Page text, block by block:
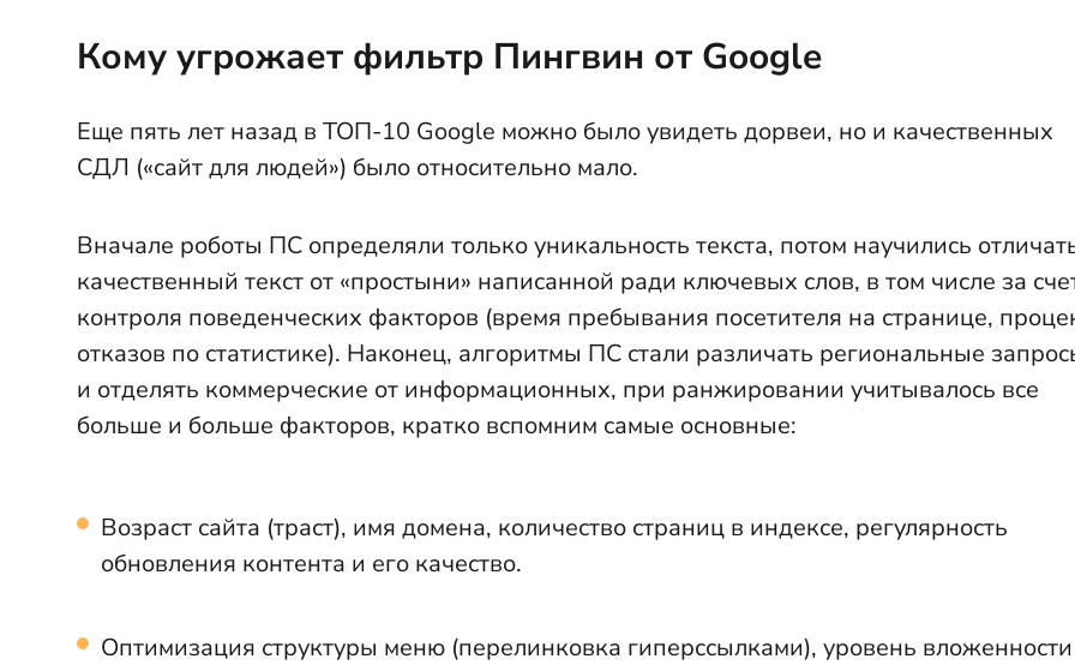
Кому угрожает фильтр Пингвин от Google
Еще пять лет назад в ТОП-10 Google можно было увидеть дорвеи, но и качественных
СДЛ («сайт для людей») было относительно мало.
Вначале роботы ПС определяли только уникальность текста, потом научились
качественный текст от «простыни» написанной ради ключевых слов, в том числе за
контроля поведенческих факторов (время пребывания посетителя на странице,
отказов по статистике). Наконец, алгоритмы ПС стали различать региональные
и отделять коммерческие от информационных, при ранжировании учитывалось все
больше и больше факторов, кратко вспомним самые основные:
Возраст сайта (траст), имя домена, количество страниц в индексе, регулярность
обновления контента и его качество.
Оптимизация структуры меню (перелинковка гиперссылками), уровень вложенности